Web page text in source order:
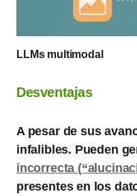
LLMs multimodal
Desventajas
A pesar de sus
infalibles. Pueden
incorrecta
presentes en los